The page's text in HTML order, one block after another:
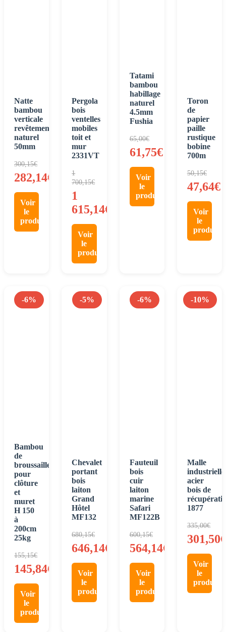
Natte
bambou
verticale
revêtement
naturel
50mm
300,15€
282,14€
Voir
le
produit
Pergola
bois
ventelles
mobiles
toit et
mur
2331VT
1
700,15€
1
615,14€
Voir
le
produit
Tatami
bambou
habillage
naturel
4.5mm
Fushia
65,00€
61,75€
Voir
le
produit
Toron
de
papier
paille
rustique
bobine
700m
50,15€
47,64€
Voir
le
produit
-6%
Bambou
de
broussaille
pour
clôture
et
muret
H 150
à
200cm
25kg
155,15€
145,84€
Voir
le
produit
-5%
Chevalet
portant
bois
laiton
Grand
Hôtel
MF132
680,15€
646,14€
Voir
le
produit
-6%
Fauteuil
bois
cuir
laiton
marine
Safari
MF122B
600,15€
564,14€
Voir
le
produit
-10%
Malle
industrielle
acier
bois de
1877
335,00€
301,50€
Voir
le
produit